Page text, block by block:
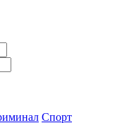
Спорт